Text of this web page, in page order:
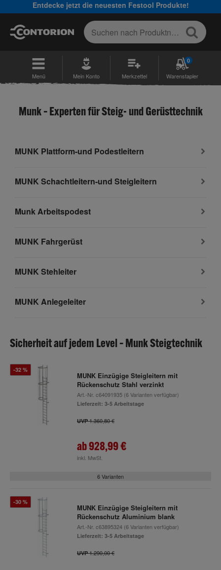
Entdecke jetzt die neuesten Festool Produkte!
Menü Mein Konto Merkzettel
0
Warenstapler
Munk – Experten für Steig- und Gerüsttechnik
MUNK Plattform-und Podestleitern
MUNK Schachtleitern-und Steigleitern
Munk Arbeitspodest
MUNK Fahrgerüst
MUNK Stehleiter
MUNK Anlegeleiter
Sicherheit auf jedem Level – Munk Steigtechnik
-32 %
MUNK Einzügige Steigleitern mit
Rückenschutz Stahl verzinkt
Art.-Nr. c64091935(6 Varianten verfügbar)
Lieferzeit: 3-5 Arbeitstage
UVP1.360,80 €
ab928,99 €
inkl. MwSt.
6 Varianten
-30 %
MUNK Einzügige Steigleitern mit
Rückenschutz Aluminium blank
Art.-Nr. c63895324(6 Varianten verfügbar)
Lieferzeit: 3-5 Arbeitstage
UVP1.290,00 €